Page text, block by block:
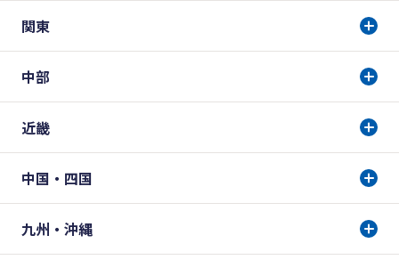
関東
中部
近畿
中国・四国
九州・沖縄